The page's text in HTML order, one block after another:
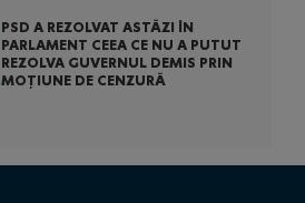
PSD A REZOLVAT ASTĂZI ÎN
PARLAMENT CEEA CE NU A PUTUT
REZOLVA GUVERNUL DEMIS PRIN
MOȚIUNE DE CENZURĂ